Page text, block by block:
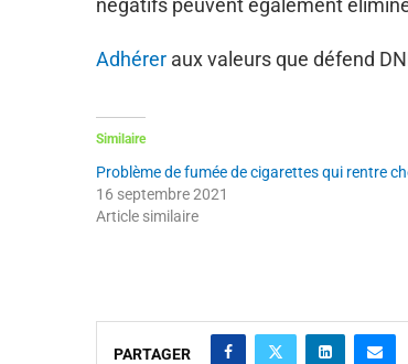
négatifs peuvent également
Adhérer aux valeurs que défend
Similaire
Problème de fumée de cigarettes qui rentre
16 septembre 2021
Article similaire
PARTAGER